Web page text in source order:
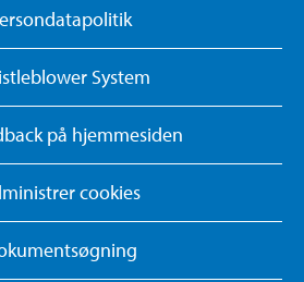
System
på hjemmesiden
cookies